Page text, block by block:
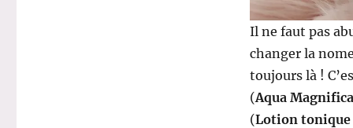
Il ne faut pas
changer la
toujours là !
(Aqua
(Lotion